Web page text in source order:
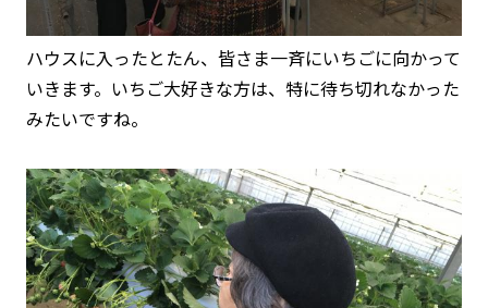
ハウスに入ったとたん、皆さま一斉にいちごに向かって
いきます。いちご大好きな方は、特に待ち切れなかった
みたいですね。